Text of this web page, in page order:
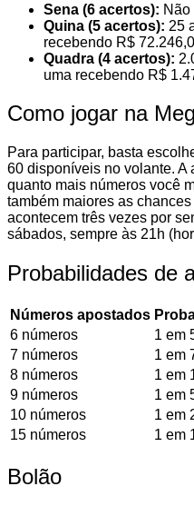
Sena (6 acertos):
Quina (5 acertos): 25
recebendo R$
Quadra (4 acertos):
uma recebendo R$
Como jogar na
Para participar, basta
60 disponíveis no volante. A
quanto mais números você
também maiores as
acontecem três vezes por
sábados, sempre às 21h
Probabilidades de
Números apostados
6 números
1 em
7 números
1 em
8 números
1 em
9 números
1 em
10 números
1 em
15 números
1 em
Bolão